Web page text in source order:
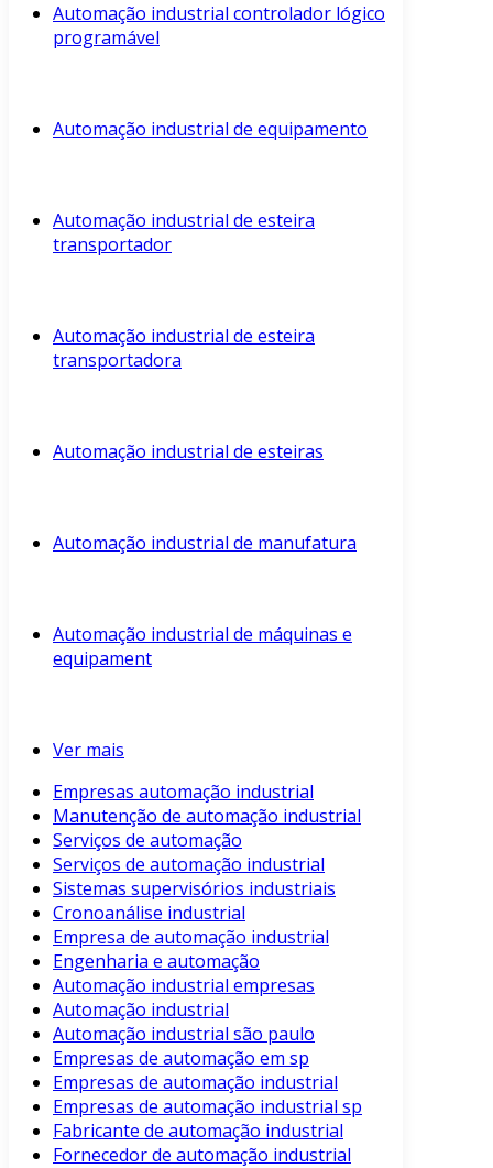
Automação industrial controlador lógico
programável
Automação industrial de equipamento
Automação industrial de esteira
transportador
Automação industrial de esteira
transportadora
Automação industrial de esteiras
Automação industrial de manufatura
Automação industrial de máquinas e
equipament
Ver mais
Empresas automação industrial
Manutenção de automação industrial
Serviços de automação
Serviços de automação industrial
Sistemas supervisórios industriais
Cronoanálise industrial
Empresa de automação industrial
Engenharia e automação
Automação industrial empresas
Automação industrial
Automação industrial são paulo
Empresas de automação em sp
Empresas de automação industrial
Empresas de automação industrial sp
Fabricante de automação industrial
Fornecedor de automação industrial